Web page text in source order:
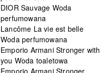
DIOR Sauvage Woda
perfumowana
Lancôme La vie est belle
Woda perfumowana
Emporio Armani Stronger with
you Woda toaletowa